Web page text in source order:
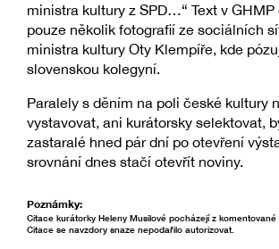
ministra kultury z SPD…“ Text v
pouze několik fotografií ze sociálních
ministra kultury Oty Klempíře, kde
slovenskou kolegyní.
Paralely s děním na poli české kultury
vystavovat, ani kurátorsky selektovat,
zastaralé hned pár dní po otevření
srovnání dnes stačí otevřít noviny.
Poznámky:
Citace kurátorky Heleny Musilové pocházejí z komentované
Citace se navzdory snaze nepodařilo autorizovat.